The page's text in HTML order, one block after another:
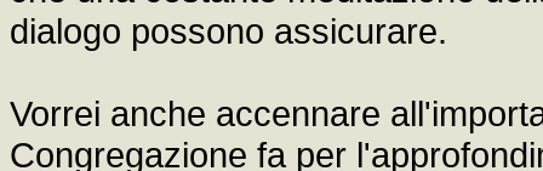
dialogo possono assicurare.
Vorrei anche accennare
Congregazione fa per